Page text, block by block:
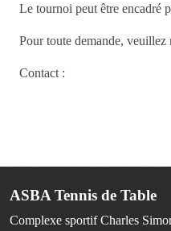
Le tournoi peut être encadré
Pour toute demande, veuillez
Contact :
ASBA Tennis de Table
Complexe sportif Charles